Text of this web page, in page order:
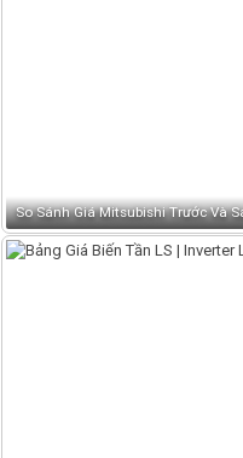
So Sánh Giá Mitsubishi Trước Và